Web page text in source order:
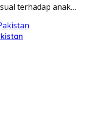
terhadap anak…